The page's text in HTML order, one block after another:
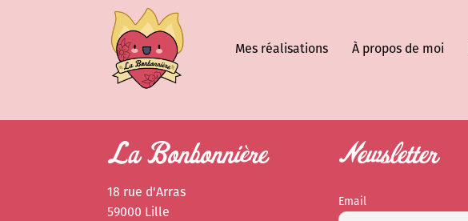
Mes réalisations À propos de moi
La Bonbonnière
18 rue d'Arras
59000 Lille
Newsletter
Email